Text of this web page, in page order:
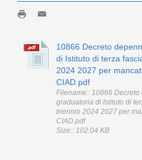
10866 Decreto
di Istituto di terza
2024 2027 per
CIAD.pdf
Filename:: 10866
graduatoria di Istituto di
triennio 2024 2027 per
CIAD.pdf
Size:: 102.04 KB